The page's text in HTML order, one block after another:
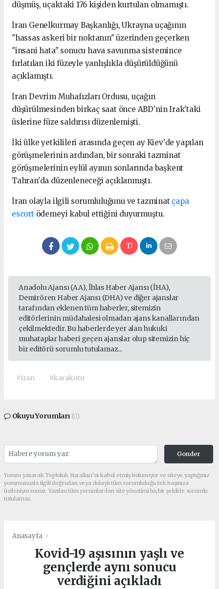
düşmüş, uçaktaki 176 kişiden kurtulan olmamıştı.
İran Genelkurmay Başkanlığı, Ukrayna uçağının
"hassas askeri bir noktanın" üzerinden geçerken
"insani hata" sonucu hava savunma sistemince
fırlatılan iki füzeyle yanlışlıkla düşürüldüğünü
açıklamıştı.
İran Devrim Muhafızları Ordusu, uçağın
düşürülmesinden birkaç saat önce ABD'nin Irak'taki
üslerine füze saldırısı düzenlemişti.
İki ülke yetkilileri arasında geçen ay Kiev'de yapılan
görüşmelerinin ardından, bir sonraki tazminat
görüşmelerinin eylül ayının sonlarında başkent
Tahran'da düzenleneceği açıklanmıştı.
İran olayla ilgili sorumluluğunu ve tazminat çapa
escort ödemeyi kabul ettiğini duyurmuştu.
Anadolu Ajansı (AA), İhlas Haber Ajansı (İHA),
Demirören Haber Ajansı (DHA) ve diğer ajanslar
tarafından eklenen tüm haberler, sitemizin
editörlerinin müdahalesi olmadan ajans kanallarından
çekilmektedir. Bu haberlerde yer alan hukuki
muhataplar haberi geçen ajanslar olup sitemizin hiç
bir editörü sorumlu tutulamaz...
#iran #karakutu
Okuyu Yorumları (0)
Gonder
Yorum yazarak Topluluk Kuralları’nı kabul etmiş bulunuyor ve siteye yaptığınız
yorumunuzla ilgili doğrudan veya dolaylı tüm sorumluluğu tek başınıza
üstleniyorsunuz. Yazılan tüm yorumlardan site yönetimi hiçbir şekilde sorumlu
tutulamaz.
Anasayfa
Kovid-19 aşısının yaşlı ve
gençlerde aynı sonucu
verdiğini açıkladı